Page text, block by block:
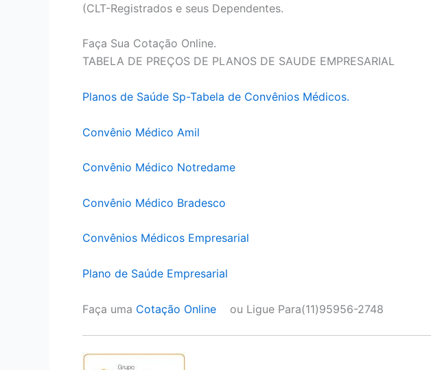
(CLT-Registrados e seus Dependentes.
Faça Sua Cotação Online.
TABELA DE PREÇOS DE PLANOS DE SAUDE EMPRESARIAL
Planos de Saúde Sp-Tabela de Convênios Médicos.
Convênio Médico Amil
Convênio Médico Notredame
Convênio Médico Bradesco
Convênios Médicos Empresarial
Plano de Saúde Empresarial
Faça uma Cotação Online ou Ligue Para(11)95956-2748